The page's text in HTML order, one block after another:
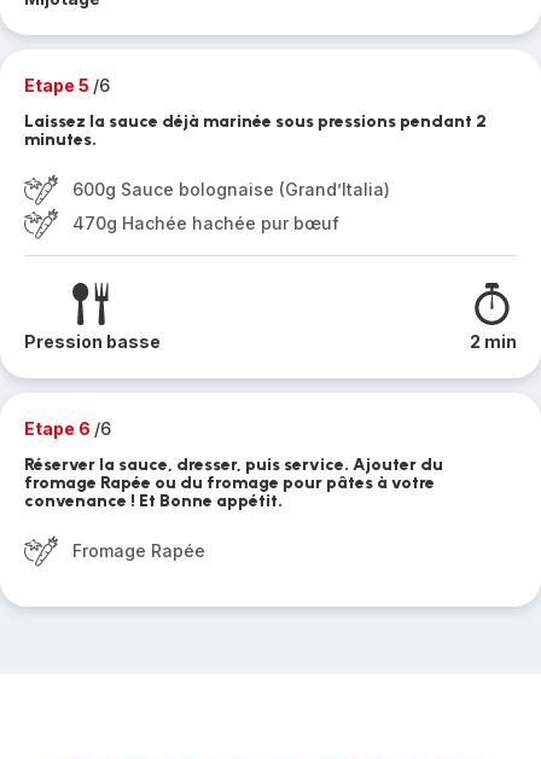
Etape 5 /6
Laissez la sauce déjà marinée sous pressions pendant 2
minutes.
600g Sauce bolognaise (Grand’Italia)
470g Hachée hachée pur bœuf
Pression basse 2 min
Etape 6 /6
Réserver la sauce, dresser, puis service. Ajouter du
fromage Rapée ou du fromage pour pâtes à votre
convenance ! Et Bonne appétit.
Fromage Rapée